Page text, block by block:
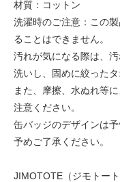
材質：コットン
洗濯時のご注意：この
ることはできません。
汚れが気になる際は、
洗いし、固めに絞った
また、摩擦、水ぬれ等
注意ください。
缶バッジのデザインは
予めご了承ください。
JIMOTOTE（ジモトー